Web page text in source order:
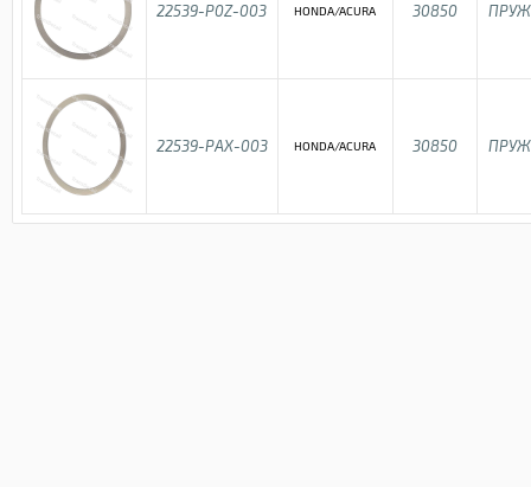
22539-P0Z-003 HONDA/ACURA 30850
22539-PAX-003 HONDA/ACURA 30850